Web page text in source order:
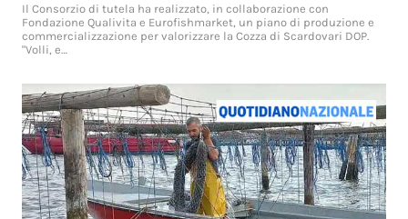
Il Consorzio di tutela ha realizzato, in collaborazione con
Fondazione Qualivita e Eurofishmarket, un piano di produzione e
commercializzazione per valorizzare la Cozza di Scardovari DOP.
"Volli, e…